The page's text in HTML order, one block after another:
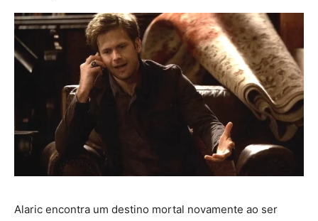
Alaric encontra um destino mortal novamente ao ser